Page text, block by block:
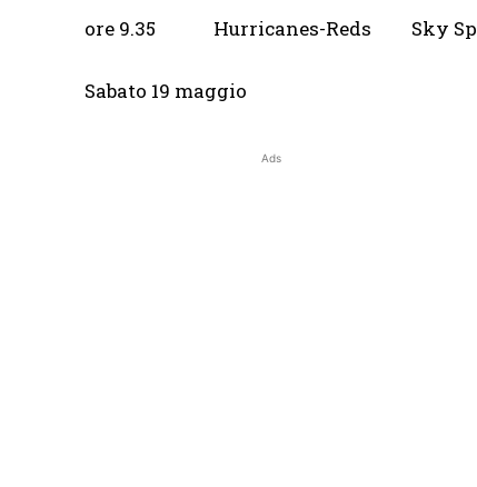
ore 9.35 Hurricanes-Reds Sky
Sabato 19 maggio
Ads